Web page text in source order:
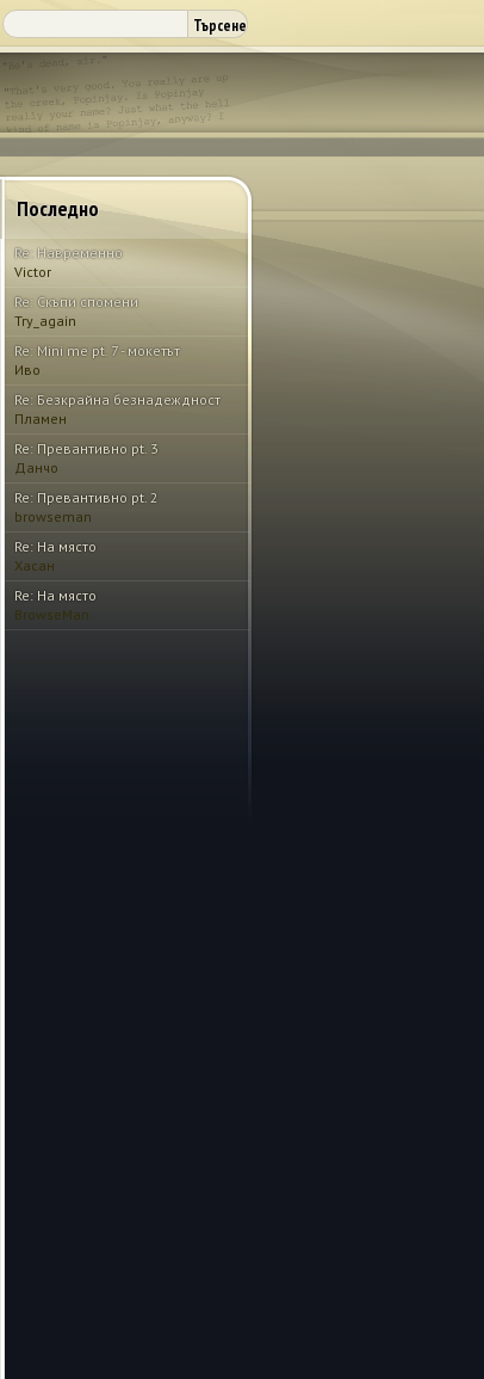
Search
form
Търсене
Последно
Re: Навременно
Victor
Re: Скъпи спомени
Try_again
Re: Mini me pt. 7 - мокетът
Иво
Re: Безкрайна безнадеждност
Пламен
Re: Превантивно pt. 3
Данчо
Re: Превантивно pt. 2
browseman
Re: На място
Хасан
Re: На място
BrowseMan